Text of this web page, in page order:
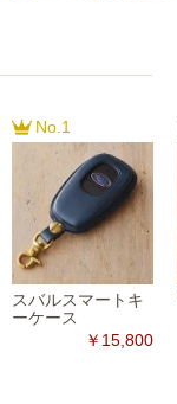
No.1
スバルスマートキ
ーケース
￥15,800